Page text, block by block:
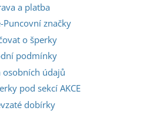
a platba
Puncovní značky
o šperky
podmínky
osobních údajů
pod sekcí AKCE
dobírky